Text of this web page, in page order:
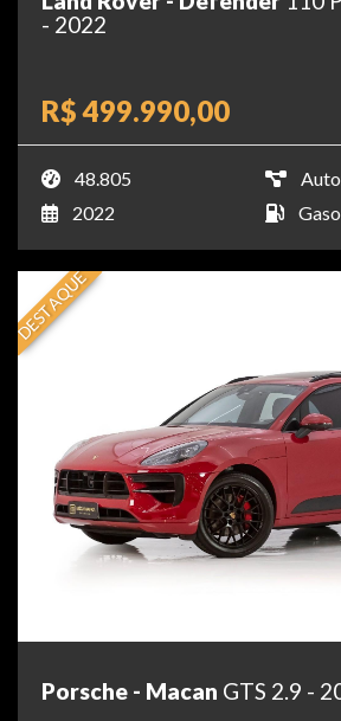
- 2022
R$ 499.990,00
48.805
2022
DESTAQUE
Porsche - Macan GTS 2.9 -